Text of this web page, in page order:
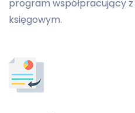
program współpracujący
księgowym.